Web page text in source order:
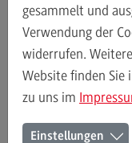
Kontakt
Einkaufs in
gesammelt und
Verwendung der
widerrufen.
Website finden Sie
zu uns im
Einstellungen